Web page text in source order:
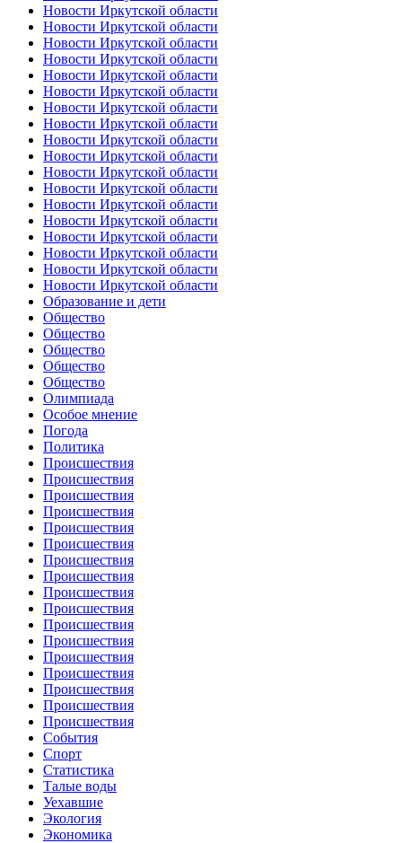
Новости Иркутской области
Новости Иркутской области
Новости Иркутской области
Новости Иркутской области
Новости Иркутской области
Новости Иркутской области
Новости Иркутской области
Новости Иркутской области
Новости Иркутской области
Новости Иркутской области
Новости Иркутской области
Новости Иркутской области
Новости Иркутской области
Новости Иркутской области
Новости Иркутской области
Новости Иркутской области
Новости Иркутской области
Новости Иркутской области
Образование и дети
Общество
Общество
Общество
Общество
Общество
Олимпиада
Особое мнение
Погода
Политика
Происшествия
Происшествия
Происшествия
Происшествия
Происшествия
Происшествия
Происшествия
Происшествия
Происшествия
Происшествия
Происшествия
Происшествия
Происшествия
Происшествия
Происшествия
Происшествия
Происшествия
События
Спорт
Статистика
Талые воды
Уехавшие
Экология
Экономика